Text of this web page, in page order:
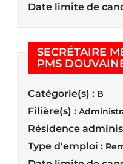
Date limite de
SECRÉTAIRE
PMS
Catégorie(s) : B
Filière(s) :
Résidence
Type d'emploi :